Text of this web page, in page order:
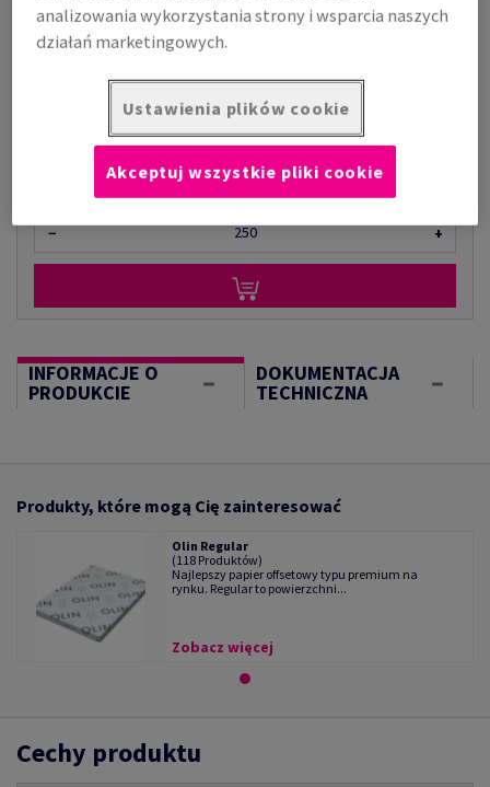
Cena z uwzględnieniem VAT
648,76 zł
W MAGAZYNIE
− +
INFORMACJE O
PRODUKCIE
DOKUMENTACJA
TECHNICZNA
Produkty, które mogą Cię zainteresować
Olin Regular
(118 Produktów)
Najlepszy papier offsetowy typu premium na
rynku. Regular to powierzchni...
Zobacz więcej
Cechy produktu
analizowania wykorzystania strony i wsparcia naszych
działań marketingowych.
Ustawienia plików cookie
Akceptuj wszystkie pliki cookie